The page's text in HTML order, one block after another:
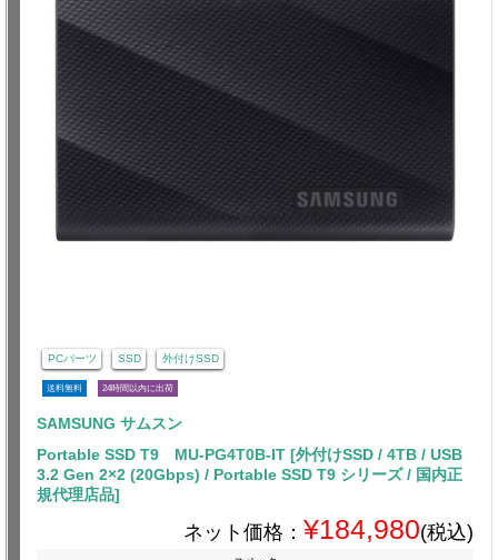
PCパーツ SSD 外付けSSD
送料無料 24時間以内に出荷
SAMSUNG サムスン
Portable SSD T9 MU-PG4T0B-IT [外付けSSD / 4TB / USB
3.2 Gen 2×2 (20Gbps) / Portable SSD T9 シリーズ / 国内正
規代理店品]
ネット価格： ¥184,980(税込)